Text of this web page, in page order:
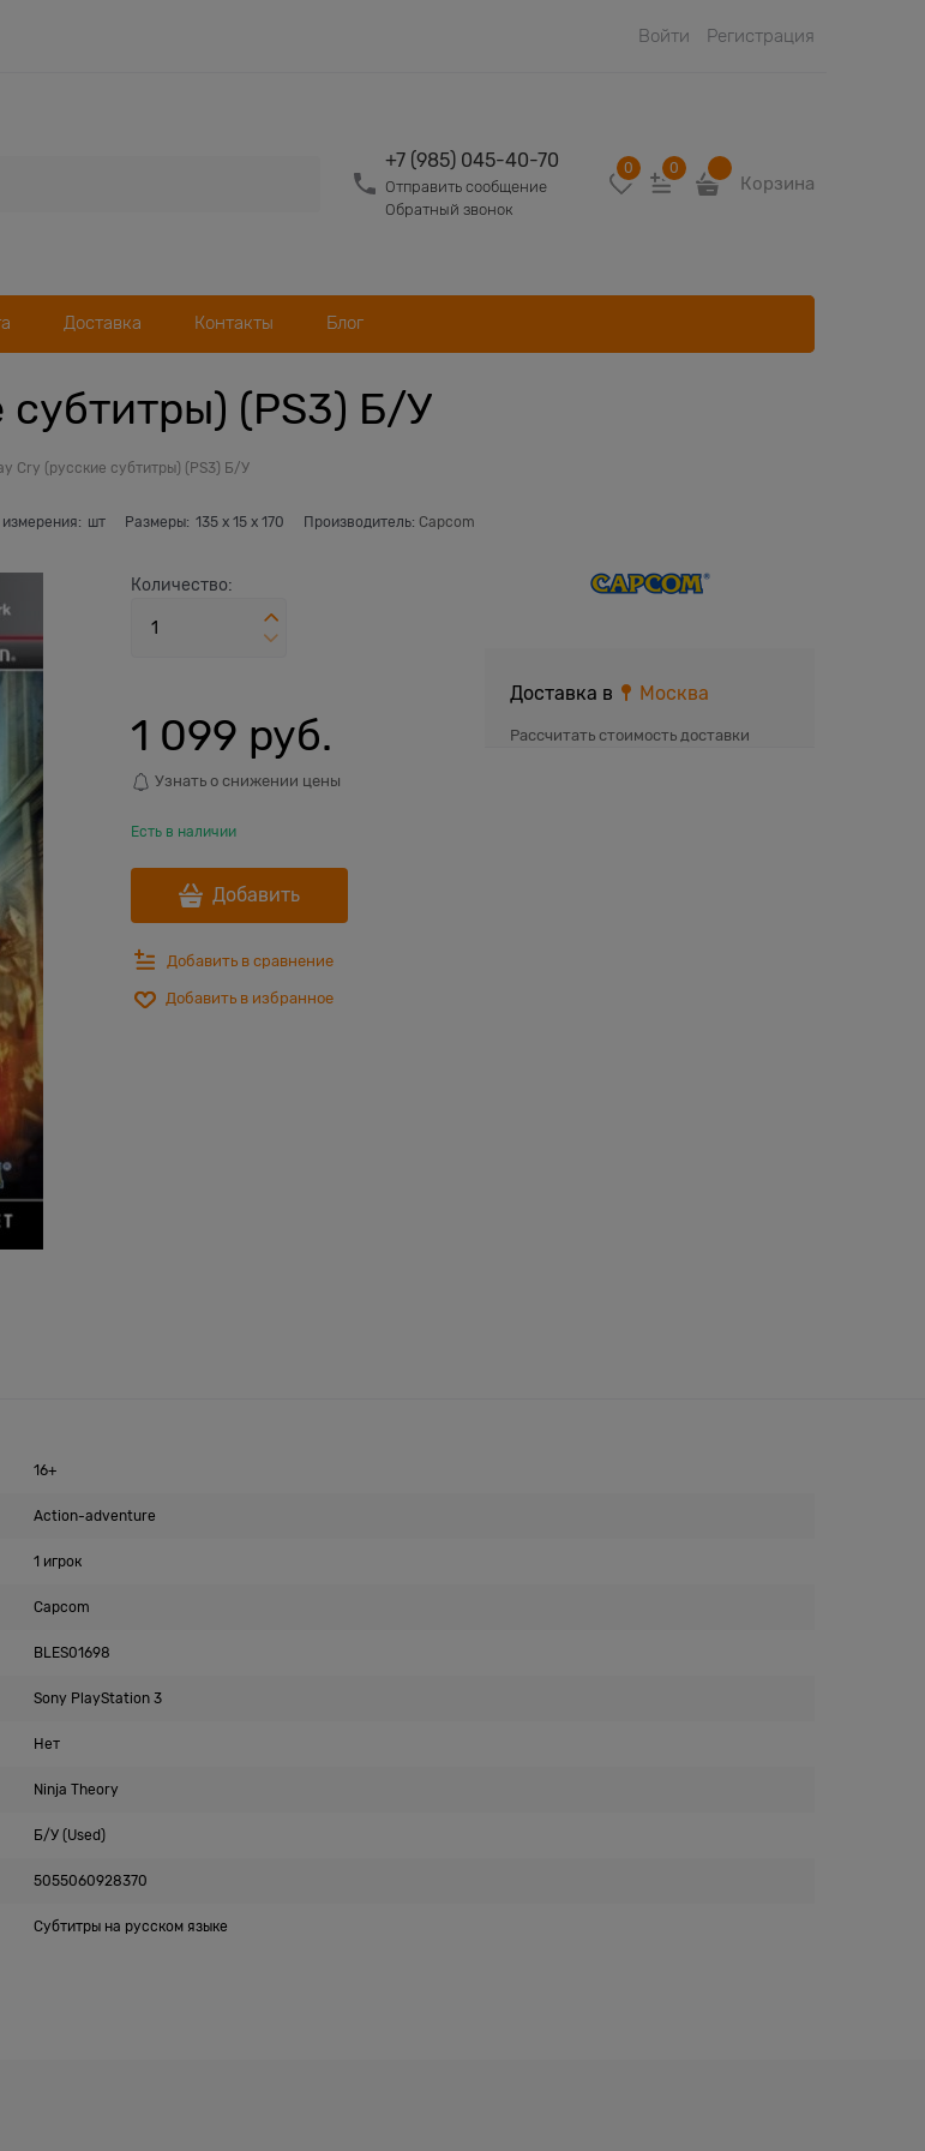
Войти Регистрация
+7 (985) 045-40-70
Отправить сообщение
Обратный звонок
0 0
Корзина
Доставка Контакты Блог
субтитры) (PS3) Б/У
Cry (русские субтитры) (PS3) Б/У
измерения: шт Размеры: 135x 15x 170 Производитель: Capcom
Количество:
1 099 руб.
Узнать о снижении цены
Есть в наличии
Добавить
Добавить в сравнение
Добавить в избранное
Доставка в Москва
Рассчитать стоимость доставки
16+
Action-adventure
1 игрок
Capcom
BLES01698
Sony PlayStation 3
Нет
Ninja Theory
Б/У (Used)
5055060928370
Субтитры на русском языке